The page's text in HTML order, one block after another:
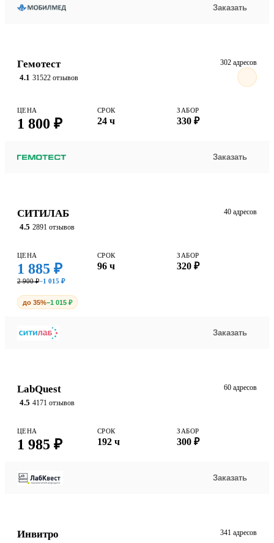
Заказать
Гемотест
4.1 31522 отзывов
302 адресов
ЦЕНА
1 800 ₽
СРОК
24 ч
ЗАБОР
330 ₽
Заказать
СИТИЛАБ
4.5 2891 отзывов
40 адресов
ЦЕНА
1 885 ₽
2 900 ₽−1 015 ₽
СРОК
96 ч
ЗАБОР
320 ₽
до 35%−1 015 ₽
Заказать
LabQuest
4.5 4171 отзывов
60 адресов
ЦЕНА
1 985 ₽
СРОК
192 ч
ЗАБОР
300 ₽
Заказать
Инвитро 341 адресов